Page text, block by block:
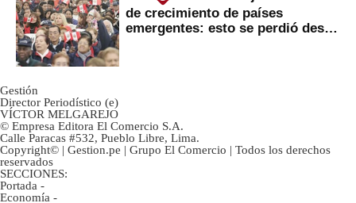
de crecimiento de países
emergentes: esto se perdió desde
Gestión
Director Periodístico (e)
VÍCTOR MELGAREJO
© Empresa Editora El Comercio S.A.
Calle Paracas #532, Pueblo Libre, Lima.
Copyright© | Gestion.pe | Grupo El Comercio | Todos los derechos
reservados
SECCIONES:
Portada -
Economía -